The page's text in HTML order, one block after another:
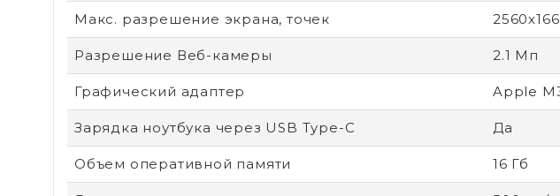
Макс. разрешение экрана, точек
Разрешение Веб-камеры 2.1 Мп
Графический адаптер Apple
Зарядка ноутбука через USB Type-C Да
Объем оперативной памяти 16 Гб